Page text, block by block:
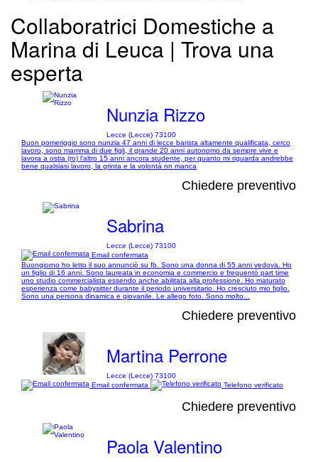
Collaboratrici Domestiche a
Marina di Leuca | Trova una
esperta
Nunzia Rizzo
Lecce (Lecce) 73100
Buon pomeriggio sono nunzia 47 anni di lecce barista altamente qualificata, cerco
lavoro, sono mamma di due figli, il grande 20 anni autonomo da sempre vive e
lavora a ostia (ro) l'altro 15 anni ancora studente, per quanto mi riguarda andrebbe
bene qualsiasi lavoro, la grinta e la volontà nn manca
Chiedere preventivo
Sabrina
Lecce (Lecce) 73100
Email confermata
Buongiorno ho letto il suo annunciò su fb. Sono una donna di 55 anni vedova. Ho
un figlio di 16 anni. Sono laureata in economia e commercio e frequentò part time
uno studio commercialista essendo anche abilitata alla professione. Ho maturato
esperienza come babysitter durante il periodo universitario. Ho cresciuto mio figlio.
Sono una persona dinamica e giovanile. Le allego foto. Sono molto...
Chiedere preventivo
Martina Perrone
Lecce (Lecce) 73100
Email confermata
Telefono verificato
Chiedere preventivo
Paola Valentino